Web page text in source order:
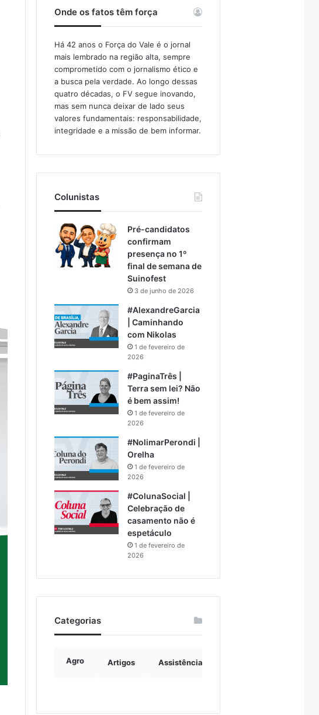
Onde os fatos têm força
Há 42 anos o Força do Vale é o jornal
mais lembrado na região alta, sempre
comprometido com o jornalismo ético e
a busca pela verdade. Ao longo dessas
quatro décadas, o FV segue inovando,
mas sem nunca deixar de lado seus
valores fundamentais: responsabilidade,
integridade e a missão de bem informar.​
Colunistas
Pré-candidatos
confirmam
presença no 1º
final de semana de
Suinofest
3 de junho de 2026
#AlexandreGarcia
| Caminhando
com Nikolas
1 de fevereiro de
2026
#PaginaTrês |
Terra sem lei? Não
é bem assim!
1 de fevereiro de
2026
#NolimarPerondi |
Orelha
1 de fevereiro de
2026
#ColunaSocial |
Celebração de
casamento não é
espetáculo
1 de fevereiro de
2026
Categorias
Agro Artigos Assistência Social